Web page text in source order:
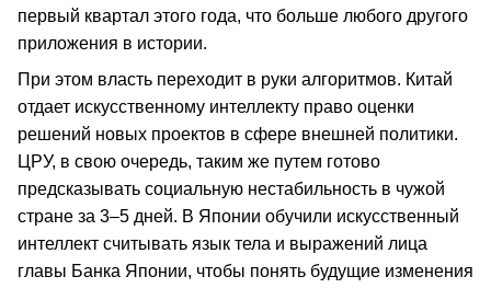
первый квартал этого года, что больше любого другого
приложения в истории.
При этом власть переходит в руки алгоритмов. Китай
отдает искусственному интеллекту право оценки
решений новых проектов в сфере внешней политики.
ЦРУ, в свою очередь, таким же путем готово
предсказывать социальную нестабильность в чужой
стране за 3–5 дней. В Японии обучили искусственный
интеллект считывать язык тела и выражений лица
главы Банка Японии, чтобы понять будущие изменения